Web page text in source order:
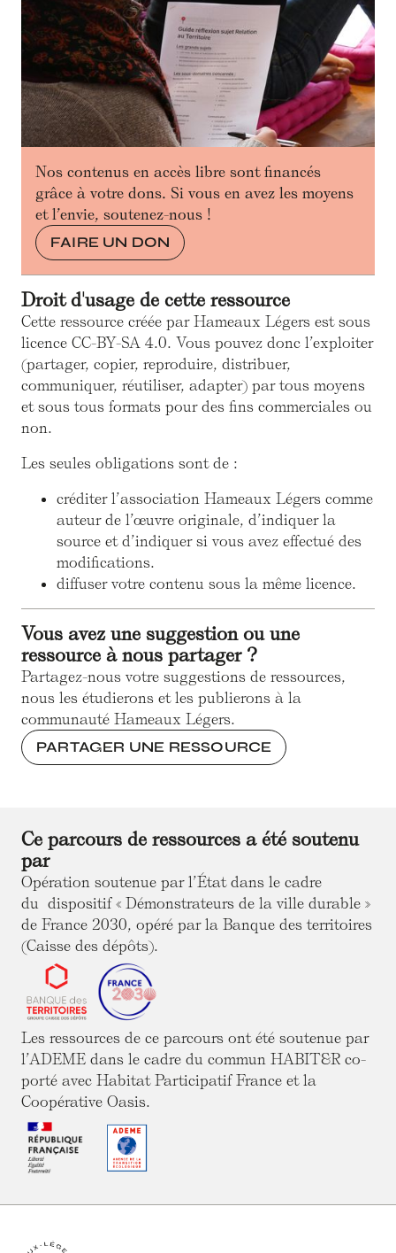
Nos contenus en accès libre sont financés
grâce à votre dons. Si vous en avez les moyens
et l’envie, soutenez-nous !
FAIRE UN DON
Droit d'usage de cette ressource
Cette ressource créée par Hameaux Légers est sous
licence CC-BY-SA 4.0. Vous pouvez donc l’exploiter
(partager, copier, reproduire, distribuer,
communiquer, réutiliser, adapter) par tous moyens
et sous tous formats pour des fins commerciales ou
non.
Les seules obligations sont de :
créditer l’association Hameaux Légers comme
auteur de l’œuvre originale, d’indiquer la
source et d’indiquer si vous avez effectué des
modifications.
diffuser votre contenu sous la même licence.
Vous avez une suggestion ou une
ressource à nous partager ?
Partagez-nous votre suggestions de ressources,
nous les étudierons et les publierons à la
communauté Hameaux Légers.
PARTAGER UNE RESSOURCE
Ce parcours de ressources a été soutenu
par
Opération soutenue par l’État dans le cadre
du dispositif « Démonstrateurs de la ville durable »
de France 2030, opéré par la Banque des territoires
(Caisse des dépôts).
Les ressources de ce parcours ont été soutenue par
l’ADEME dans le cadre du commun HABIT&R co-
porté avec Habitat Participatif France et la
Coopérative Oasis.